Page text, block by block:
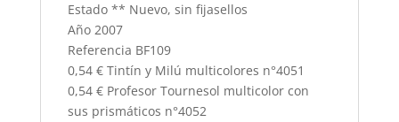
Estado ** Nuevo, sin fijasellos
Año 2007
Referencia BF109
0,54 € Tintín y Milú multicolores n°4051
0,54 € Profesor Tournesol multicolor con
sus prismáticos n°4052